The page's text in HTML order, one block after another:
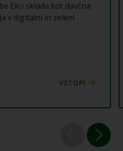
Eko sklada kot davčna
v digitalni in zeleni